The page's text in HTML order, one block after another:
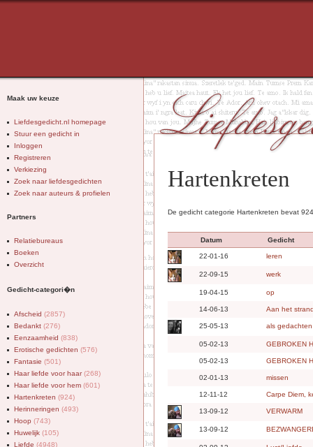
Hartenkreten
De gedicht categorie Hartenkreten bevat
Datum Gedicht
22-01-16 leren
22-09-15 werk
19-04-15 op
14-06-13 Aan het
25-05-13 als
05-02-13 GEBROKEN
05-02-13 GEBROKEN
02-01-13 missen
12-11-12 Carpe Diem,
13-09-12 VERWARM
13-09-12
Maak uw keuze
Liefdesgedicht.nl homepage
Stuur een gedicht in
Inloggen
Registreren
Verkiezing
Zoek naar liefdesgedichten
Zoek naar auteurs & profielen
Partners
Relatiebureaus
Boeken
Overzicht
Gedicht-categori�n
Afscheid (2857)
Bedankt (276)
Eenzaamheid (838)
Erotische gedichten (576)
Fantasie (501)
Haar liefde voor haar(268)
Haar liefde voor hem (601)
Hartenkreten (924)
Herinneringen (493)
Hoop (743)
Huwelijk (105)
Liefde (4948)